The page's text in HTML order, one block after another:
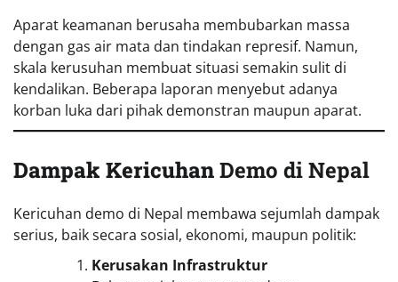
Aparat keamanan berusaha membubarkan massa
dengan gas air mata dan tindakan represif. Namun,
skala kerusuhan membuat situasi semakin sulit di
kendalikan. Beberapa laporan menyebut adanya
korban luka dari pihak demonstran maupun aparat.
Dampak KericuhanDemo di Nepal
Kericuhan demo di Nepal membawa sejumlah dampak
serius, baik secara sosial, ekonomi, maupun politik:
Kerusakan Infrastruktur